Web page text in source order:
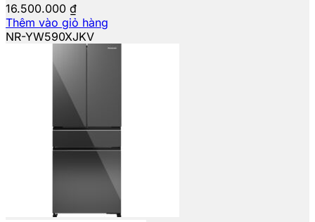
16.500.000 ₫
Thêm vào giỏ hàng
NR-YW590XJKV